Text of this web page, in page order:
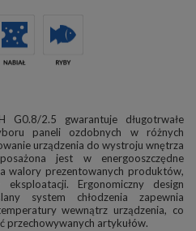
G0.8/2.5 gwarantuje długotrwałe
paneli ozdobnych w różnych
urządzenia do wystroju wnętrza
jest w energooszczędne
walory prezentowanych produktów,
Ergonomiczny design
system chłodzenia zapewnia
wewnątrz urządzenia, co
przechowywanych artykułów.